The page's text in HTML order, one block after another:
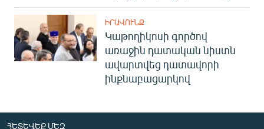
ԻՐԱՎՈՒՆՔ
Կաթողիկոսի գործով
առաջին դատական նիստն
ավարտվեց դատավորի
ինքնաբացարկով
ՀԵՏԵՎԵՔ ՄԵԶ